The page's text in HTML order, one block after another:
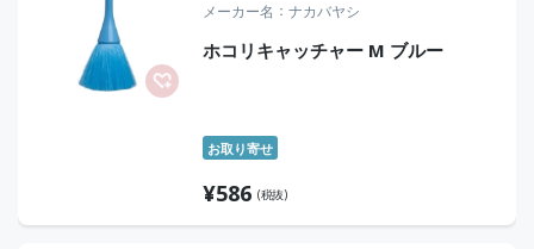
メーカー名 ナカバヤシ
ホコリキャッチャー M ブルー
お取り寄せ
¥586 (税抜)